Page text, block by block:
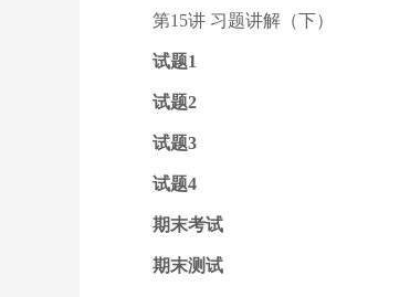
第15讲 习题讲解（下）
试题1
试题2
试题3
试题4
期末考试
期末测试